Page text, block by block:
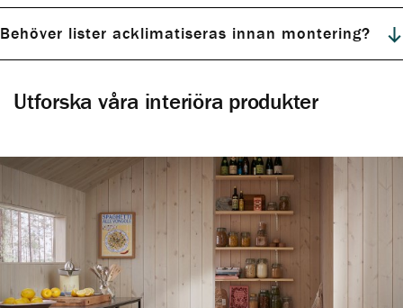
Behöver lister acklimatiseras innan montering?
Utforska våra interiöra produkter